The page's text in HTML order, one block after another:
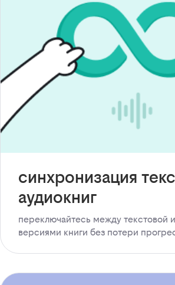
синхронизация
аудиокниг
переключайтесь между текстовой
версиями книги без потери